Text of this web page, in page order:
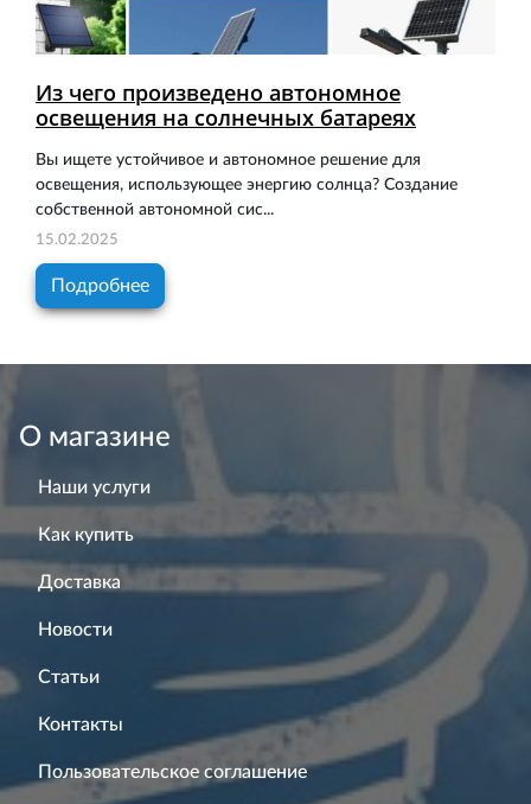
Из чего произведено автономное
освещения на солнечных батареях
Вы ищете устойчивое и автономное решение для
освещения, использующее энергию солнца? Создание
собственной автономной сис...
15.02.2025
Подробнее
О магазине
Наши услуги
Как купить
Доставка
Новости
Статьи
Контакты
Пользовательское соглашение